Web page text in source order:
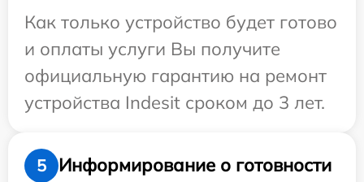
Как только устройство будет готово
и оплаты услуги Вы получите
официальную гарантию на ремонт
устройства Indesit сроком до 3 лет.
5
Информирование о готовности